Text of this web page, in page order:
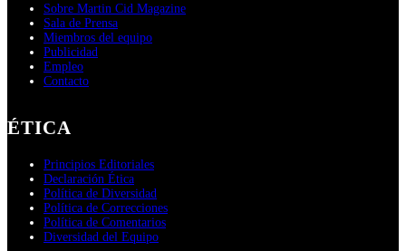
Sobre Martin Cid Magazine
Sala de Prensa
Miembros del equipo
Publicidad
Empleo
Contacto
ÉTICA
Principios Editoriales
Declaración Ética
Política de Diversidad
Política de Correcciones
Política de Comentarios
Diversidad del Equipo